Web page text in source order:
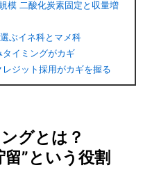
模 二酸化炭素固定と収量増
ぶイネ科とマメ科
イミングがカギ
ジット採用がカギを握る
グとは？
”という役割